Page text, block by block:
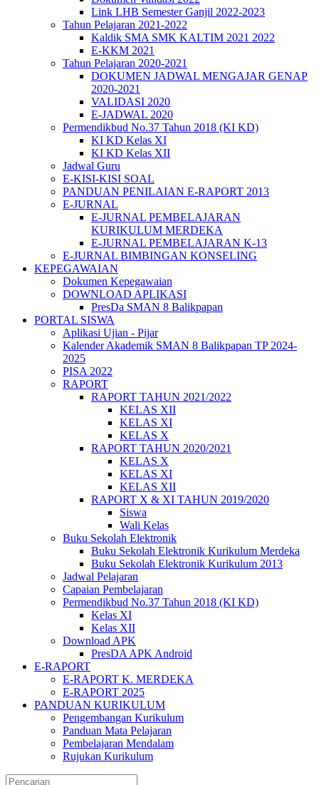
Link LHB Semester Ganjil 2022-2023
Tahun Pelajaran 2021-2022
Kaldik SMA SMK KALTIM 2021 2022
E-KKM 2021
Tahun Pelajaran 2020-2021
DOKUMEN JADWAL MENGAJAR GENAP
2020-2021
VALIDASI 2020
E-JADWAL 2020
Permendikbud No.37 Tahun 2018 (KI KD)
KI KD Kelas XI
KI KD Kelas XII
Jadwal Guru
E-KISI-KISI SOAL
PANDUAN PENILAIAN E-RAPORT 2013
E-JURNAL
E-JURNAL PEMBELAJARAN
KURIKULUM MERDEKA
E-JURNAL PEMBELAJARAN K-13
E-JURNAL BIMBINGAN KONSELING
KEPEGAWAIAN
Dokumen Kepegawaian
DOWNLOAD APLIKASI
PresDa SMAN 8 Balikpapan
PORTAL SISWA
Aplikasi Ujian - Pijar
Kalender Akademik SMAN 8 Balikpapan TP 2024-
2025
PISA 2022
RAPORT
RAPORT TAHUN 2021/2022
KELAS XII
KELAS XI
KELAS X
RAPORT TAHUN 2020/2021
KELAS X
KELAS XI
KELAS XII
RAPORT X & XI TAHUN 2019/2020
Siswa
Wali Kelas
Buku Sekolah Elektronik
Buku Sekolah Elektronik Kurikulum Merdeka
Buku Sekolah Elektronik Kurikulum 2013
Jadwal Pelajaran
Capaian Pembelajaran
Permendikbud No.37 Tahun 2018 (KI KD)
Kelas XI
Kelas XII
Download APK
PresDA APK Android
E-RAPORT
E-RAPORT K. MERDEKA
E-RAPORT 2025
PANDUAN KURIKULUM
Pengembangan Kurikulum
Panduan Mata Pelajaran
Pembelajaran Mendalam
Rujukan Kurikulum